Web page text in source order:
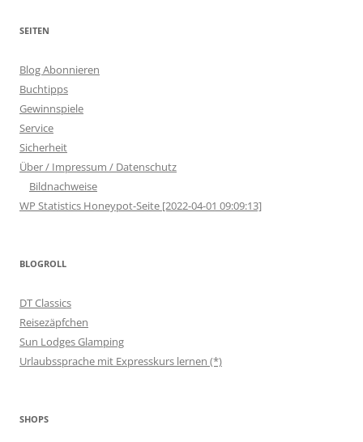
SEITEN
Blog Abonnieren
Buchtipps
Gewinnspiele
Service
Sicherheit
Über / Impressum / Datenschutz
Bildnachweise
WP Statistics Honeypot-Seite [2022-04-01 09:09:13]
BLOGROLL
DT Classics
Reisezäpfchen
Sun Lodges Glamping
Urlaubssprache mit Expresskurs lernen (*)
SHOPS